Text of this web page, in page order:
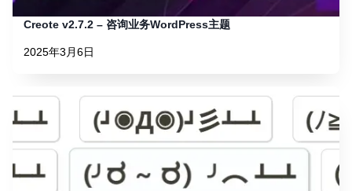
Creote v2.7.2 – 咨询业务WordPress主题
2025年3月6日